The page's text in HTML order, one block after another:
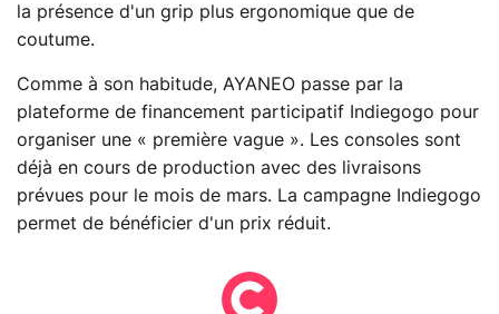
la présence d'un grip plus ergonomique que de
coutume.
Comme à son habitude, AYANEO passe par la
plateforme de financement participatif Indiegogo pour
organiser une « première vague ». Les consoles sont
déjà en cours de production avec des livraisons
prévues pour le mois de mars. La campagne Indiegogo
permet de bénéficier d'un prix réduit.